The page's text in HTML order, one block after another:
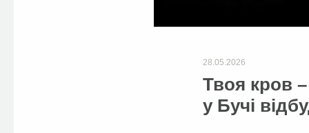
28.05.2026
Твоя кров
у Бучі